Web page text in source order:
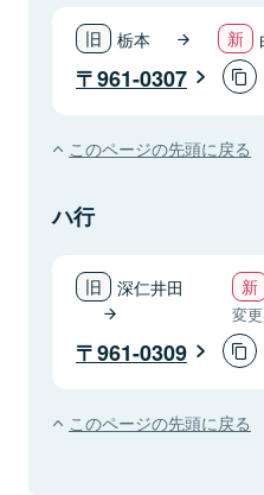
栃本
961-0307
このページの先頭に戻る
ハ行
深仁井田
変更
961-0309
このページの先頭に戻る